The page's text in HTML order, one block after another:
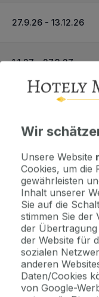
27.9.26 - 13.12.26
1.1.27 - 27.3.27
Kontaktdaten.
Als
Machen Sie
Jetzt bezahlen
Die
per E-Mail.
2 Gründe, bei uns
Wir
Unsere Website
Cookies, um die
gewährleisten
Inhalt unserer
Sie auf die
stimmen Sie der
der
der Website für
sozialen
anderen
Daten/Cookies
von Google-